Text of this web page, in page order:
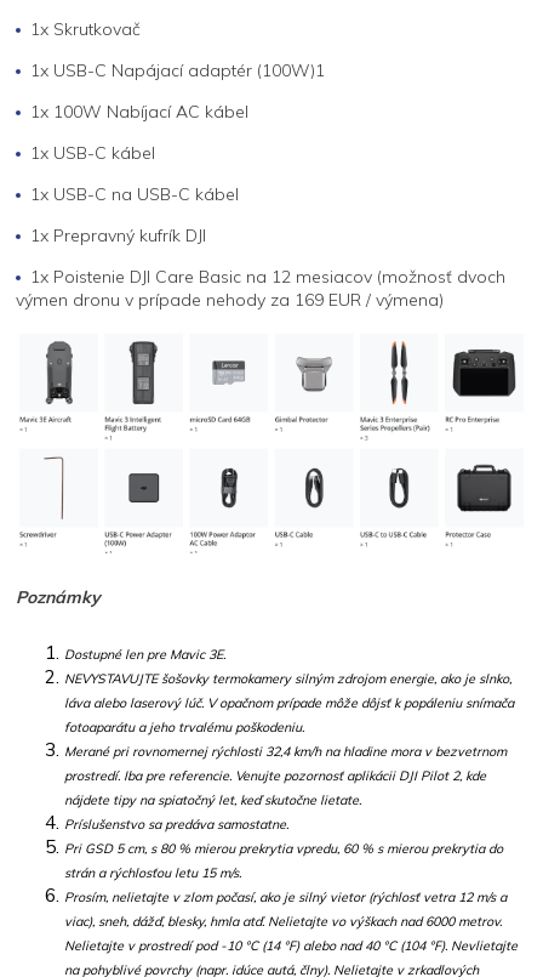
1x Skrutkovač
1x USB-C Napájací adaptér (100W)1
1x 100W Nabíjací AC kábel
1x USB-C kábel
1x USB-C na USB-C kábel
1x Prepravný kufrík DJI
1x Poistenie DJI Care Basic na 12 mesiacov (možnosť dvoch
výmen dronu v prípade nehody za 169 EUR / výmena)
Poznámky
Dostupné len pre Mavic 3E.
NEVYSTAVUJTE šošovky termokamery silným zdrojom energie, ako je slnko,
láva alebo laserový lúč. V opačnom prípade môže dôjsť k popáleniu snímača
fotoaparátu a jeho trvalému poškodeniu.
Merané pri rovnomernej rýchlosti 32,4 km/h na hladine mora v bezvetrnom
prostredí. Iba pre referencie. Venujte pozornosť aplikácii DJI Pilot 2, kde
nájdete tipy na spiatočný let, keď skutočne lietate.
Príslušenstvo sa predáva samostatne.
Pri GSD 5 cm, s 80 % mierou prekrytia vpredu, 60 % s mierou prekrytia do
strán a rýchlosťou letu 15 m/s.
Prosím, nelietajte v zlom počasí, ako je silný vietor (rýchlosť vetra 12 m/s a
viac), sneh, dážď, blesky, hmla atď. Nelietajte vo výškach nad 6000 metrov.
Nelietajte v prostredí pod -10 °C (14 °F) alebo nad 40 °C (104 °F). Nevlietajte
na pohyblivé povrchy (napr. idúce autá, člny). Nelietajte v zrkadlových